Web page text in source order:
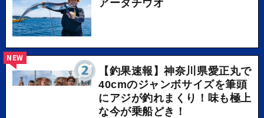
アータチウオ
【釣果速報】神奈川県愛正丸で
40cmのジャンボサイズを筆頭
にアジが釣れまくり！味も極上
な今が乗船どき！
NEW